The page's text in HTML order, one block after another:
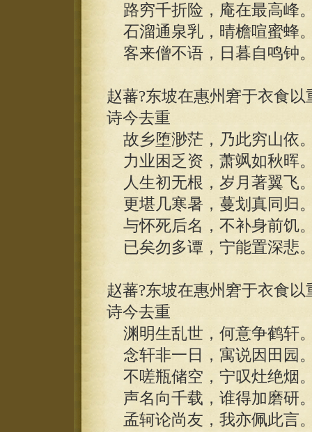
路穷千折险，庵在最高峰
石溜通泉乳，晴檐喧蜜蜂
客来僧不语，日暮自鸣钟
赵蕃?东坡在惠州窘于衣食
诗今去重
故乡堕渺茫，乃此穷山依
力业困乏资，萧飒如秋晖
人生初无根，岁月著翼飞
更堪几寒暑，蔓划真同归
与怀死后名，不补身前饥
已矣勿多谭，宁能置深悲
赵蕃?东坡在惠州窘于衣食
诗今去重
渊明生乱世，何意争鹤轩
念轩非一日，寓说因田园
不嗟瓶储空，宁叹灶绝烟
声名向千载，谁得加磨研
孟轲论尚友，我亦佩此言